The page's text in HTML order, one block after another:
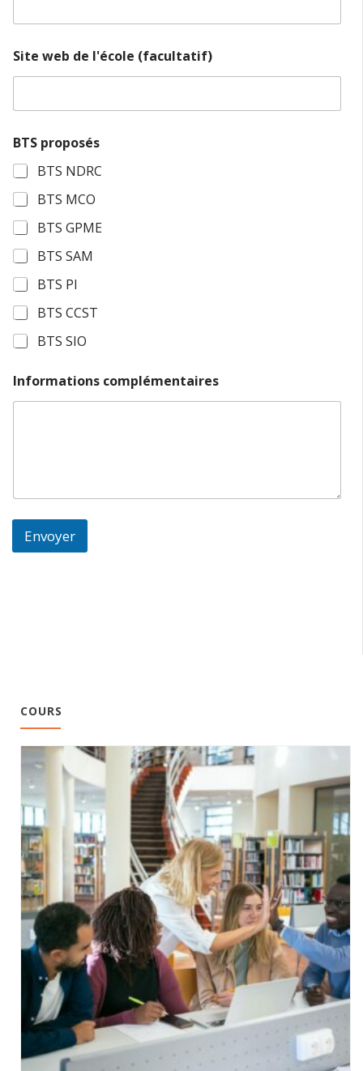
d
Site web de l'école (facultatif)
BTS proposés
BTS NDRC
BTS MCO
BTS GPME
BTS SAM
BTS PI
BTS CCST
BTS SIO
Informations complémentaires
Envoyer
COURS